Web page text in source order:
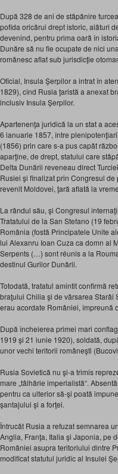
După 328 de ani de stăpânire
pofida oricărui drept istoric, alături
devenind, pentru prima oară în
Dunăre să nu fie ocupate de nici
românesc aflat sub jurisdicţie
Oficial, Insula Şerpilor a intrat în
1829), cînd Rusia ţaristă a anexat
inclusiv Insula Şerpilor.
Apartenenţa juridică la un stat a
6 ianuarie 1857, între
(1856) prin care s-a pus capăt
aparţine, de drept, statului care
Delta Dunării reveneau direct
Rusiei şi finalizat prin Congresul
revenit Moldovei, ţară aflată la
La rândul său, şi Congresul
Tratatului de la San Stefano (19
România (fostă Principatele Unite
lui Alexanru Ioan Cuza ca domn al
Serpents (…) sont réunis a la
destinul Gurilor Dunării.
Totodată, tratatul amintit confirmă
braţului Chilia şi de vărsarea Starâi
erau acordate României, împreună
După încheierea primei mari
1919 şi 21 iunie 1920), soldată,
unor vechi teritorii româneşti
Rusia Sovietică nu şi-a trimis
mare „tâlhărie imperialistă“.
pentru ca ulterior să-şi poată
şantajului şi a forţei.
Întrucât Rusia a refuzat semnarea
Anglia, Franţa, Italia şi Japonia, pe
României asupra teritoriului dintre
modificat statutul juridic al Insulei